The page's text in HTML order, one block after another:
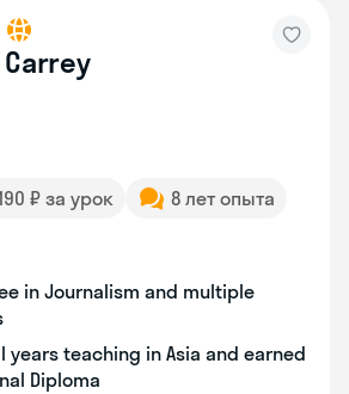
Carrey
₽ за урок
8 лет опыта
in Journalism and multiple
years teaching in Asia and earned
Diploma